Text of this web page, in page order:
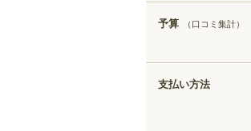
予算 （口コミ集計）
支払い方法